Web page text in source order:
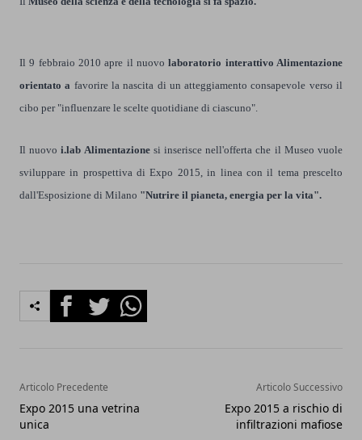
Il 9 febbraio 2010 apre il nuovolaboratorio interattivo Alimentazione
orientato a favorire la nascita di un atteggiamento consapevole verso il
cibo per "influenzare le scelte quotidiane di ciascuno".
Il nuovo i.lab Alimentazione si inserisce nell'offerta che il Museo vuole
sviluppare in prospettiva di Expo 2015, in linea con il tema prescelto
dall'Esposizione di Milano "Nutrire il pianeta, energia per la vita".
FacebookTwitterWhatsapp
Articolo Precedente
Expo 2015 una vetrina
unica
Articolo Successivo
Expo 2015 a rischio di
infiltrazioni mafiose